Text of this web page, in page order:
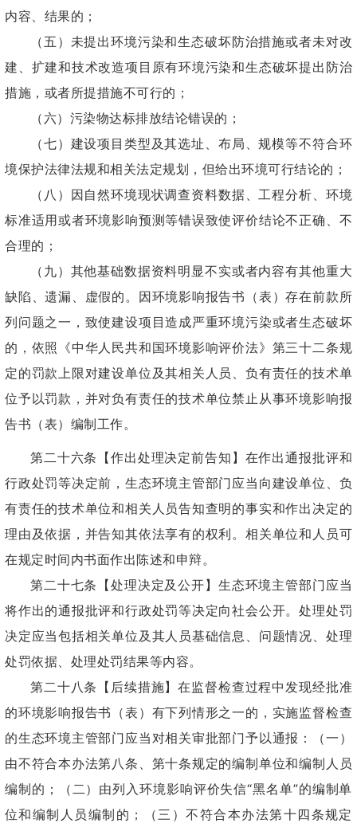
内容、结果的；
（五）未提出环境污染和生态破坏防治措施或者未对改
建、扩建和技术改造项目原有环境污染和生态破坏提出防治
措施，或者所提措施不可行的；
（六）污染物达标排放结论错误的；
（七）建设项目类型及其选址、布局、规模等不符合环
境保护法律法规和相关法定规划，但给出环境可行结论的；
（八）因自然环境现状调查资料数据、工程分析、环境
标准适用或者环境影响预测等错误致使评价结论不正确、不
合理的；
（九）其他基础数据资料明显不实或者内容有其他重大
缺陷、遗漏、虚假的。因环境影响报告书（表）存在前款所
列问题之一，致使建设项目造成严重环境污染或者生态破坏
的，依照《中华人民共和国环境影响评价法》第三十二条规
定的罚款上限对建设单位及其相关人员、负有责任的技术单
位予以罚款，并对负有责任的技术单位禁止从事环境影响报
告书（表）编制工作。
第二十六条【作出处理决定前告知】在作出通报批评和
行政处罚等决定前，生态环境主管部门应当向建设单位、负
有责任的技术单位和相关人员告知查明的事实和作出决定的
理由及依据，并告知其依法享有的权利。相关单位和人员可
在规定时间内书面作出陈述和申辩。
第二十七条【处理决定及公开】生态环境主管部门应当
将作出的通报批评和行政处罚等决定向社会公开。处理处罚
决定应当包括相关单位及其人员基础信息、问题情况、处理
处罚依据、处理处罚结果等内容。
第二十八条【后续措施】在监督检查过程中发现经批准
的环境影响报告书（表）有下列情形之一的，实施监督检查
的生态环境主管部门应当对相关审批部门予以通报：（一）
由不符合本办法第八条、第十条规定的编制单位和编制人员
编制的；（二）由列入环境影响评价失信“黑名单”的编制单
位和编制人员编制的；（三）不符合本办法第十四条规定